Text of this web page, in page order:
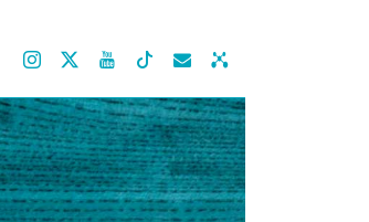
  